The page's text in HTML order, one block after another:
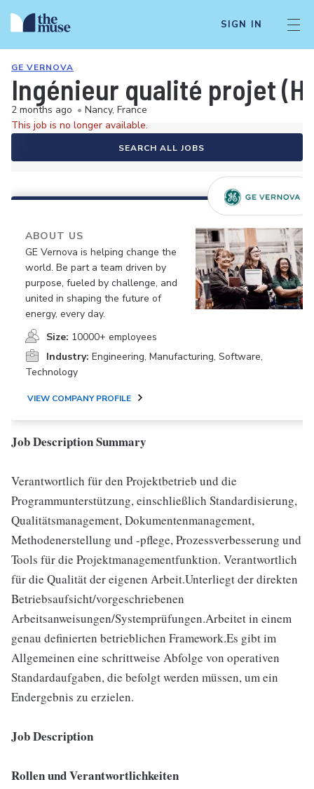
SIGN IN
GE VERNOVA
Ingénieur qualité projet
2 months ago • Nancy, France
This job is no longer available.
SEARCH ALL JOBS
ABOUT US
GE Vernova is helping change the
world. Be part a team driven by
purpose, fueled by challenge, and
united in shaping the future of
energy, every day.
Size: 10000+ employees
Industry: Engineering, Manufacturing, Software,
Technology
VIEW COMPANY PROFILE
Job Description Summary
Verantwortlich für den Projektbetrieb und die
Programmunterstützung, einschließlich Standardisierung,
Qualitätsmanagement, Dokumentenmanagement,
Methodenerstellung und -pflege, Prozessverbesserung und
Tools für die Projektmanagementfunktion. Verantwortlich
für die Qualität der eigenen Arbeit.Unterliegt der direkten
Betriebsaufsicht/vorgeschriebenen
Arbeitsanweisungen/Systemprüfungen.Arbeitet in einem
genau definierten betrieblichen Framework.Es gibt im
Allgemeinen eine schrittweise Abfolge von operativen
Standardaufgaben, die befolgt werden müssen, um ein
Endergebnis zu erzielen.
Job Description
Rollen und Verantwortlichkeiten